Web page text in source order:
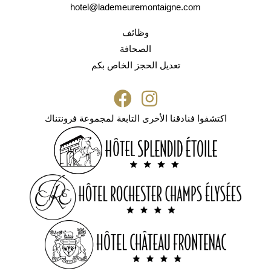
hotel@lademeuremontaigne.com
وظائف
الصحافة
تعديل الحجز الخاص بكم
اكتشفوا فنادقنا الأخرى التابعة لمجموعة فرونتناك